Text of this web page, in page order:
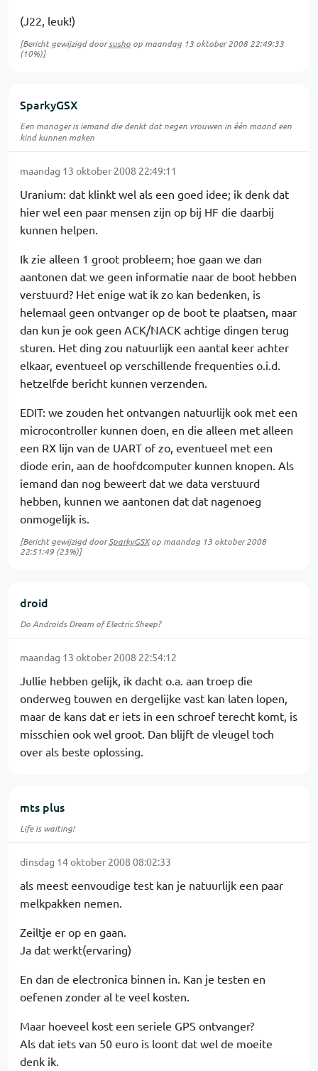
(J22, leuk!)
[Bericht gewijzigd doorsusho op maandag 13 oktober 2008 22:49:33
(10%)]
SparkyGSX
Een manager is iemand die denkt dat negen vrouwen in één maand een
kind kunnen maken
maandag 13 oktober 2008 22:49:11
Uranium: dat klinkt wel als een goed idee; ik denk dat
hier wel een paar mensen zijn op bij HF die daarbij
kunnen helpen.
Ik zie alleen 1 groot probleem; hoe gaan we dan
aantonen dat we geen informatie naar de boot hebben
verstuurd? Het enige wat ik zo kan bedenken, is
helemaal geen ontvanger op de boot te plaatsen, maar
dan kun je ook geen ACK/NACK achtige dingen terug
sturen. Het ding zou natuurlijk een aantal keer achter
elkaar, eventueel op verschillende frequenties o.i.d.
hetzelfde bericht kunnen verzenden.
EDIT: we zouden het ontvangen natuurlijk ook met een
microcontroller kunnen doen, en die alleen met alleen
een RX lijn van de UART of zo, eventueel met een
diode erin, aan de hoofdcomputer kunnen knopen. Als
iemand dan nog beweert dat we data verstuurd
hebben, kunnen we aantonen dat dat nagenoeg
onmogelijk is.
[Bericht gewijzigd doorSparkyGSXop maandag 13 oktober 2008
22:51:49(23%)]
droid
Do Androids Dream of Electric Sheep?
maandag 13 oktober 2008 22:54:12
Jullie hebben gelijk, ik dacht o.a. aan troep die
onderweg touwen en dergelijke vast kan laten lopen,
maar de kans dat er iets in een schroef terecht komt, is
misschien ook wel groot. Dan blijft de vleugel toch
over als beste oplossing.
mts plus
Life is waiting!
dinsdag 14 oktober 2008 08:02:33
als meest eenvoudige test kan je natuurlijk een paar
melkpakken nemen.
Zeiltje er op en gaan.
Ja dat werkt(ervaring)
En dan de electronica binnen in. Kan je testen en
oefenen zonder al te veel kosten.
Maar hoeveel kost een seriele GPS ontvanger?
Als dat iets van 50 euro is loont dat wel de moeite
denk ik.